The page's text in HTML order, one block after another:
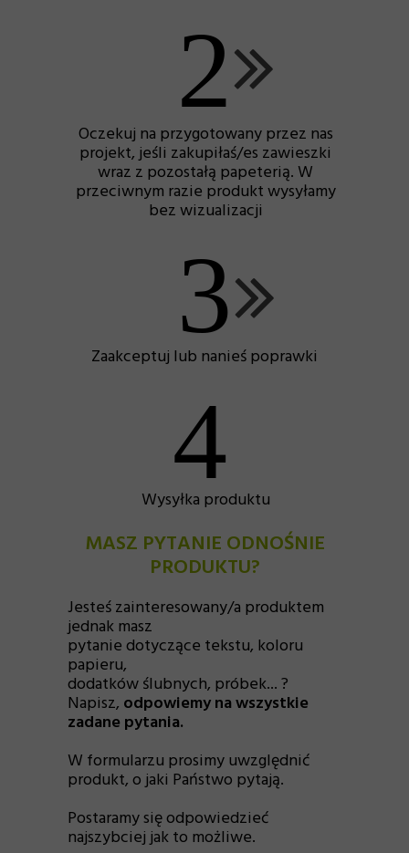
MASZ PYTANIE ODNOŚNIE
PRODUKTU?
Jesteś zainteresowany/a produktem
jednak masz
pytanie dotyczące tekstu, koloru
papieru,
dodatków ślubnych, próbek... ?
Napisz, odpowiemy na wszystkie
zadane pytania.
W formularzu prosimy uwzględnić
produkt, o jaki Państwo pytają.
Postaramy się odpowiedzieć
najszybciej jak to możliwe.
Wysyłka produktu
4
Zaakceptuj lub nanieś poprawki
3
Oczekuj na przygotowany przez nas
projekt, jeśli zakupiłaś/es zawieszki
wraz z pozostałą papeterią. W
przeciwnym razie produkt wysyłamy
bez wizualizacji
2